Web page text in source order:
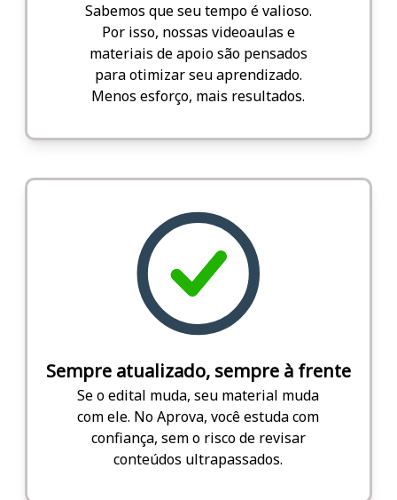
Sabemos que seu tempo é valioso.
Por isso, nossas videoaulas e
materiais de apoio são pensados
para otimizar seu aprendizado.
Menos esforço, mais resultados.
Sempre atualizado, sempre à frente
Se o edital muda, seu material muda
com ele. No Aprova, você estuda com
confiança, sem o risco de revisar
conteúdos ultrapassados.